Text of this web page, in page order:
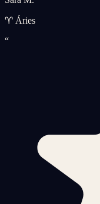
♈ Áries
“